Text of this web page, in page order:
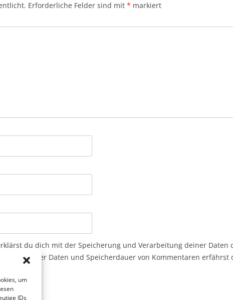
um
IDs
Erforderliche Felder sind mit * markiert
du dich mit der Speicherung und Verarbeitung deiner Daten
zur Art der Daten und Speicherdauer von Kommentaren